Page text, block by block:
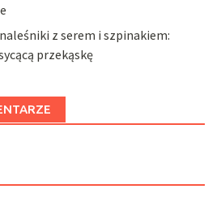
z serem i szpinakiem:
przekąskę